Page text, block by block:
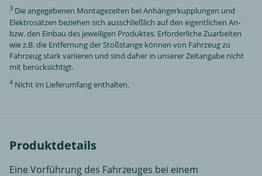
3 Die angegebenen Montagezeiten bei Anhängerkupplungen und
Elektrosätzen beziehen sich ausschließlich auf den eigentlichen An-
bzw. den Einbau des jeweiligen Produktes. Erforderliche Zuarbeiten
wie z.B. die Entfernung der Stoßstange können von Fahrzeug zu
Fahrzeug stark variieren und sind daher in unserer Zeitangabe nicht
mit berücksichtigt.
4 Nicht im Lieferumfang enthalten.
Produktdetails
Eine Vorführung des Fahrzeuges bei einem